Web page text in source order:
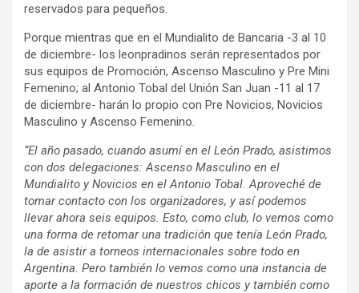
reservados para pequeños.
Porque mientras que en el Mundialito de Bancaria -3 al 10
de diciembre- los leonpradinos serán representados por
sus equipos de Promoción, Ascenso Masculino y Pre Mini
Femenino; al Antonio Tobal del Unión San Juan -11 al 17
de diciembre- harán lo propio con Pre Novicios, Novicios
Masculino y Ascenso Femenino.
“El año pasado, cuando asumí en el León Prado, asistimos
con dos delegaciones: Ascenso Masculino en el
Mundialito y Novicios en el Antonio Tobal. Aproveché de
tomar contacto con los organizadores, y así podemos
llevar ahora seis equipos. Esto, como club, lo vemos como
una forma de retomar una tradición que tenía León Prado,
la de asistir a torneos internacionales sobre todo en
Argentina. Pero también lo vemos como una instancia de
aporte a la formación de nuestros chicos y también como